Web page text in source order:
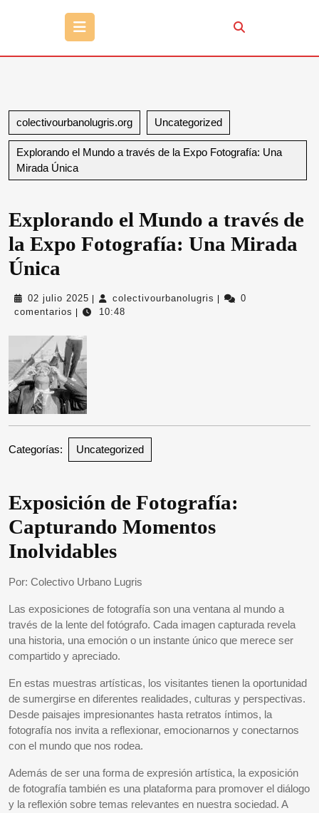
Botón
colectivourbanolugris.org Uncategorized
Explorando el Mundo a través de la Expo Fotografía: Una
Mirada Única
Explorando el Mundo a través de
la Expo Fotografía: Una Mirada
Única
02 julio 2025 02
julio
colectivourbanolugris colectivourbanolugris
0
comentarios
10:48
Categorías: Uncategorized
Exposición de Fotografía:
Capturando Momentos
Inolvidables
Por: Colectivo Urbano Lugris
Las exposiciones de fotografía son una ventana al mundo a
través de la lente del fotógrafo. Cada imagen capturada revela
una historia, una emoción o un instante único que merece ser
compartido y apreciado.
En estas muestras artísticas, los visitantes tienen la oportunidad
de sumergirse en diferentes realidades, culturas y perspectivas.
Desde paisajes impresionantes hasta retratos íntimos, la
fotografía nos invita a reflexionar, emocionarnos y conectarnos
con el mundo que nos rodea.
Además de ser una forma de expresión artística, la exposición
de fotografía también es una plataforma para promover el diálogo
y la reflexión sobre temas relevantes en nuestra sociedad. A